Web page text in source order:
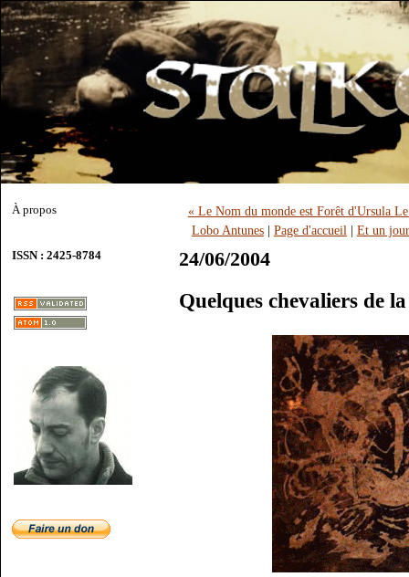
À propos
ISSN : 2425-8784
« Le Nom du monde est Forêt d'Ursula
Lobo Antunes| Page d'accueil | Et un
24/06/2004
Quelques chevaliers de